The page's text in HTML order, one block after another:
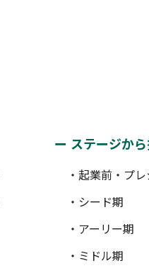
ステージか
・起業前・プ
・シード期
・アーリー期
・ミドル期